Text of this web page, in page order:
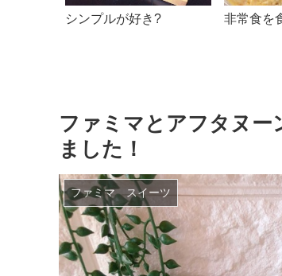
ファミマでライザップ
ヘルシー
ファミマとアフタヌー
ました！
ファミマ スイーツ